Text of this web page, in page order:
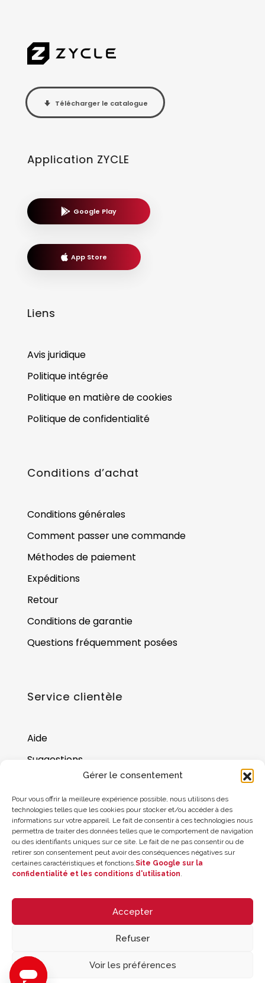
Gérer le consentement
Pour vous offrir la meilleure expérience possible, nous utilisons des
technologies telles que les cookies pour stocker et/ou accéder à des
informations sur votre appareil. Le fait de consentir à ces technologies nous
permettra de traiter des données telles que le comportement de navigation
ou des identifiants uniques sur ce site. Le fait de ne pas consentir ou de
retirer son consentement peut avoir des conséquences négatives sur
certaines caractéristiques et fonctions.Site Google sur la
confidentialité et les conditions d'utilisation.
Accepter
Refuser
Voir les préférences
Télécharger le catalogue
Application ZYCLE
Google Play
App Store
Liens
Avis juridique
Politique intégrée
Politique en matière de cookies
Politique de confidentialité
Conditions d’achat
Conditions générales
Comment passer une commande
Méthodes de paiement
Expéditions
Retour
Conditions de garantie
Questions fréquemment posées
Service clientèle
Aide
Suggestions
Où nous trouver
Solde de la carte cadeau
Todos los derechos reservados